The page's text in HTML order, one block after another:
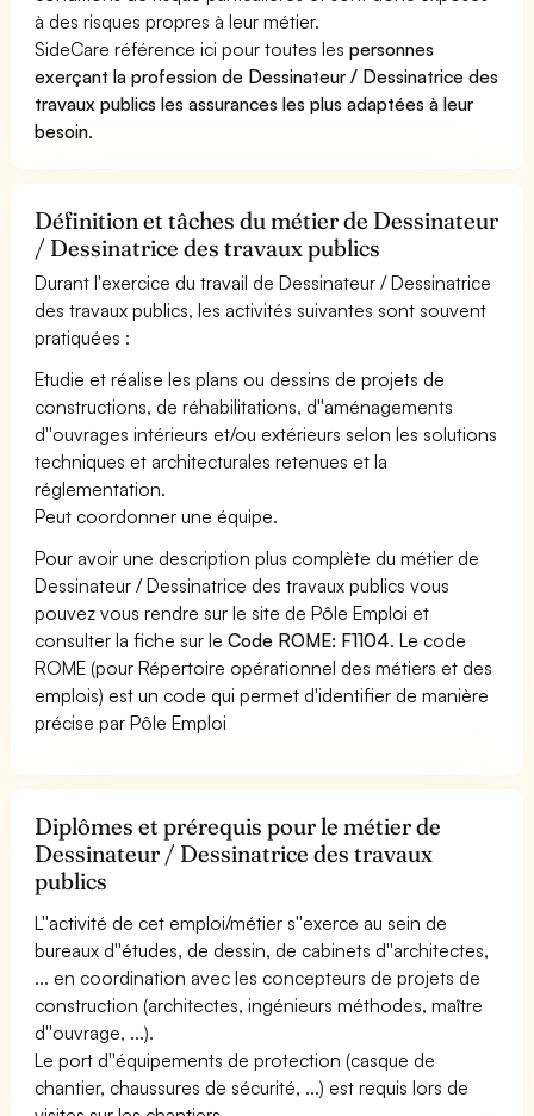
à des risques propres à leur métier.
SideCare référence ici pour toutes lespersonnes
exerçant la profession de Dessinateur / Dessinatrice des
travaux publics les assurances les plus adaptées à leur
besoin.
Définition et tâches du métier de Dessinateur
/ Dessinatrice des travaux publics
Durant l'exercice du travail de Dessinateur / Dessinatrice
des travaux publics, les activités suivantes sont souvent
pratiquées :
Etudie et réalise les plans ou dessins de projets de
constructions, de réhabilitations, d''aménagements
d''ouvrages intérieurs et/ou extérieurs selon les solutions
techniques et architecturales retenues et la
réglementation.
Peut coordonner une équipe.
Pour avoir une description plus complète du métier de
Dessinateur / Dessinatrice des travaux publics vous
pouvez vous rendre sur le site de Pôle Emploi et
consulter la fiche sur leCode ROME: F1104. Le code
ROME (pour Répertoire opérationnel des métiers et des
emplois) est un code qui permet d'identifier de manière
précise par Pôle Emploi
Diplômes et prérequis pour le métier de
Dessinateur / Dessinatrice des travaux
publics
L''activité de cet emploi/métier s''exerce au sein de
bureaux d''études, de dessin, de cabinets d''architectes,
... en coordination avec les concepteurs de projets de
construction (architectes, ingénieurs méthodes, maître
d''ouvrage, ...).
Le port d''équipements de protection (casque de
chantier, chaussures de sécurité, ...) est requis lors de